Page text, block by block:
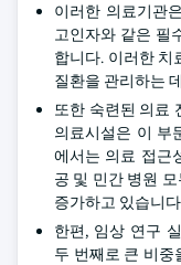
이러한 의료기관
고인자와 같은 필
합니다. 이러한 치
질환을 관리하는
또한 숙련된 의료
의료시설은 이 부
에서는 의료 접근
공 및 민간 병원
증가하고 있습니
한편, 임상 연구
두 번째로 큰 비중